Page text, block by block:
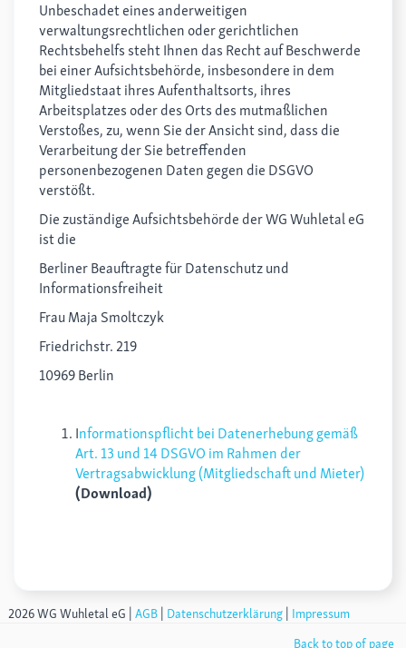
Unbeschadet eines anderweitigen
verwaltungsrechtlichen oder gerichtlichen
Rechtsbehelfs steht Ihnen das Recht auf Beschwerde
bei einer Aufsichtsbehörde, insbesondere in dem
Mitgliedstaat ihres Aufenthaltsorts, ihres
Arbeitsplatzes oder des Orts des mutmaßlichen
Verstoßes, zu, wenn Sie der Ansicht sind, dass die
Verarbeitung der Sie betreffenden
personenbezogenen Daten gegen die DSGVO
verstößt.
Die zuständige Aufsichtsbehörde der WG Wuhletal eG
ist die
Berliner Beauftragte für Datenschutz und
Informationsfreiheit
Frau Maja Smoltczyk
Friedrichstr. 219
10969 Berlin
Informationspflicht bei Datenerhebung gemäß
Art. 13 und 14 DSGVO im Rahmen der
Vertragsabwicklung (Mitgliedschaft und Mieter)
(Download)
2026 WG Wuhletal eG | AGB Datenschutzerklärung
Impressum
Back to top of page